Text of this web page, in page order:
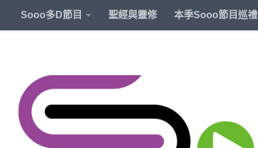
Sooo多D節目 聖經與靈修 本季Sooo節目巡禮